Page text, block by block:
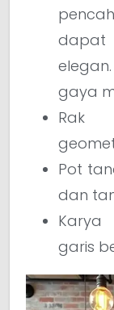
dapat
gaya
Rak
Pot
dan
Karya
garis